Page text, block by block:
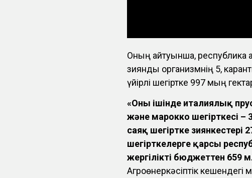
Оның айтуынша, республика
зиянды организмнің 5,
үйірлі шегіртке 997 мың
«Оның ішінде италиялық
және марокко шегірткесі –
саяқ шегіртке зиянкестері
шегірткелерге қарсы
жергілікті бюджеттен 659
Агроөнеркәсіптік кешендегі